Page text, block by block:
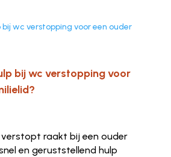
bij wc verstopping voor
verstopt raakt bij een ouder
en geruststellend hulp